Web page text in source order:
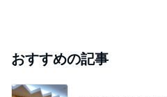
おすすめの記事